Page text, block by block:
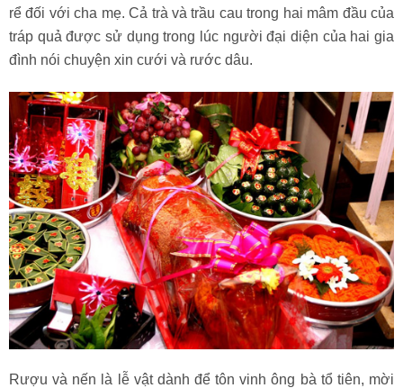
rể đối với cha mẹ. Cả trà và trầu cau trong hai mâm đầu của
tráp quả được sử dụng trong lúc người đại diện của hai gia
đình nói chuyện xin cưới và rước dâu.
Rượu và nến là lễ vật dành để tôn vinh ông bà tổ tiên, mời